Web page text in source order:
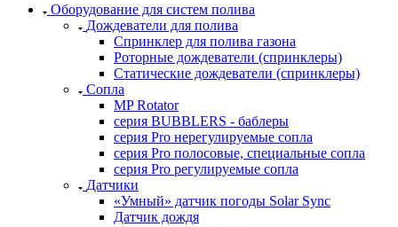
Оборудование для систем полива
Дождеватели для полива
Cпринклер для полива газона
Роторные дождеватели (спринклеры)
Статические дождеватели (спринклеры)
Сопла
MP Rotator
серия BUBBLERS - баблеры
серия Pro нерегулируемые сопла
серия Pro полосовые, специальные сопла
серия Pro регулируемые сопла
Датчики
«Умный» датчик погоды Solar Sync
Датчик дождя